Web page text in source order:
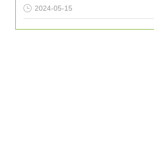
2024-05-15